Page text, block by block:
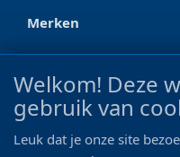
Merken
Ootmarsumseweg 125a
Welkom! Deze
gebruik van
Leuk dat je onze site